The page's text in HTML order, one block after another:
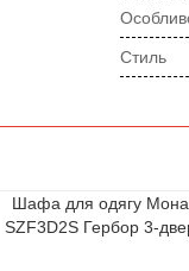
Стиль
Шафа для одягу
SZF3D2S Гербор 3-